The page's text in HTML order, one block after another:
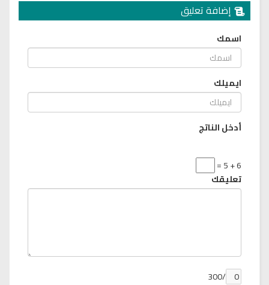
إضافة تعليق
اسمك
ايميلك
أدخل الناتج
6 + 5 =
تعليقك
/300